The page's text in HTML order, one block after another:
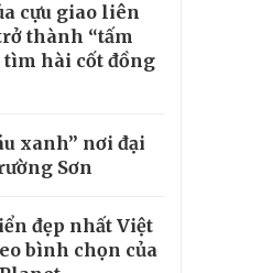
cựu giao liên
thành “tấm
tìm hài cốt đồng
xanh” nơi đại
Sơn
đẹp nhất Việt
bình chọn của